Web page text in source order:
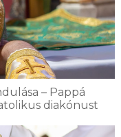
– Pappá
diakónust